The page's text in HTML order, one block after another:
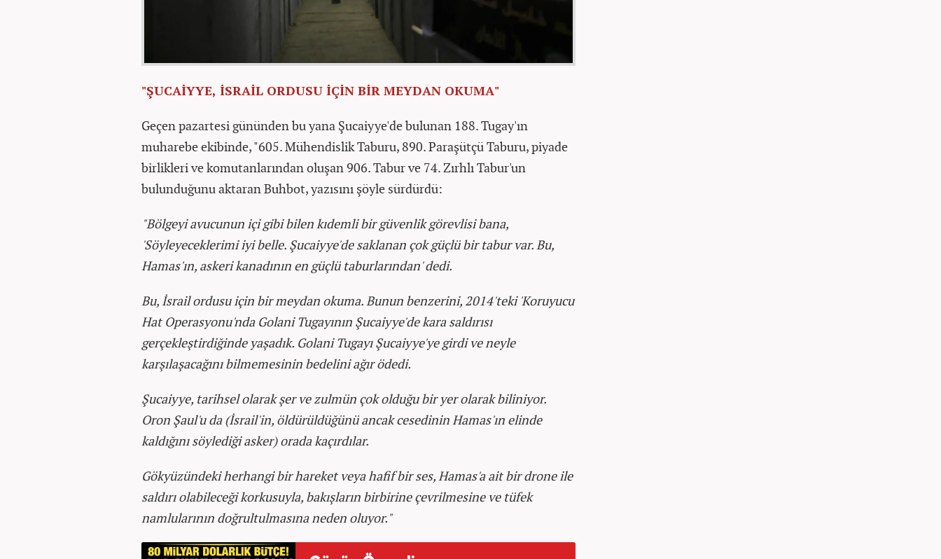
"ŞUCAİYYE, İSRAİL ORDUSU İÇİN BİR MEYDAN OKUMA"
Geçen pazartesi gününden bu yana Şucaiyye'de bulunan 188. Tugay'ın
muharebe ekibinde, "605. Mühendislik Taburu, 890. Paraşütçü Taburu, piyade
birlikleri ve komutanlarından oluşan 906. Tabur ve 74. Zırhlı Tabur'un
bulunduğunu aktaran Buhbot, yazısını şöyle sürdürdü:
"Bölgeyi avucunun içi gibi bilen kıdemli bir güvenlik görevlisi bana,
'Söyleyeceklerimi iyi belle. Şucaiyye'de saklanan çok güçlü bir tabur var. Bu,
Hamas'ın, askeri kanadının en güçlü taburlarından' dedi.
Bu, İsrail ordusu için bir meydan okuma. Bunun benzerini, 2014'teki 'Koruyucu
Hat Operasyonu'nda Golani Tugayının Şucaiyye'de kara saldırısı
gerçekleştirdiğinde yaşadık. Golani Tugayı Şucaiyye'ye girdi ve neyle
karşılaşacağını bilmemesinin bedelini ağır ödedi.
Şucaiyye, tarihsel olarak şer ve zulmün çok olduğu bir yer olarak biliniyor.
Oron Şaul'u da (İsrail'in, öldürüldüğünü ancak cesedinin Hamas'ın elinde
kaldığını söylediği asker) orada kaçırdılar.
Gökyüzündeki herhangi bir hareket veya hafif bir ses, Hamas'a ait bir drone ile
saldırı olabileceği korkusuyla, bakışların birbirine çevrilmesine ve tüfek
namlularının doğrultulmasına neden oluyor."